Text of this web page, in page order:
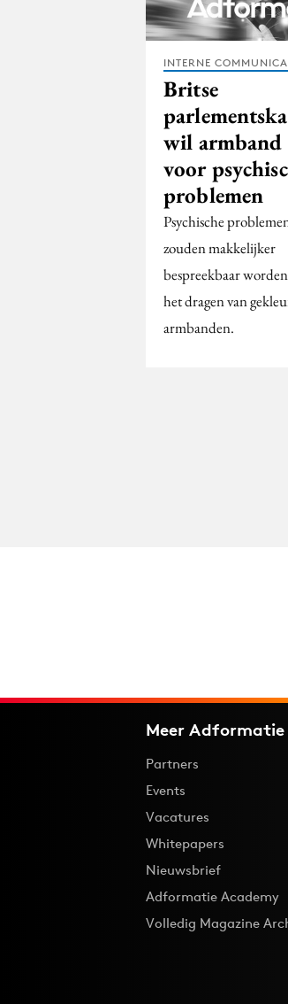
INTERNE
Britse
wil armband
voor
problemen
Psychische
zouden makkelijker
bespreekbaar
het dragen van
armbanden.
Meer Adformatie
Partners
Events
Vacatures
Whitepapers
Nieuwsbrief
Adformatie Academy
Volledig Magazine